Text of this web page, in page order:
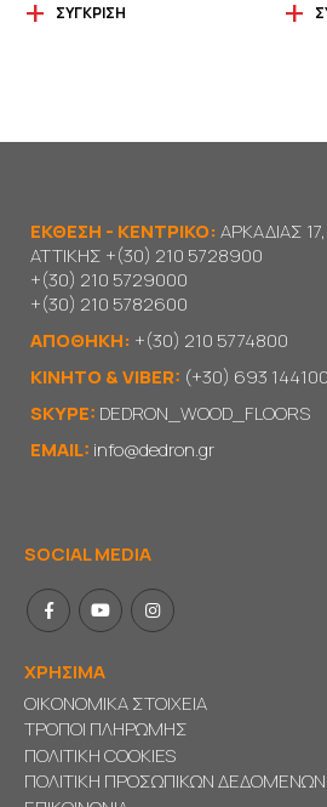
ΣΎΓΚΡΙΣΗ
ΕΚΘΕΣΗ - ΚΕΝΤΡΙΚΟ:ΑΡΚΑΔΙΑΣ
ΑΤΤΙΚΗΣ +(30) 210 5728900
+(30) 210 5729000
+(30) 210 5782600
ΑΠΟΘΗΚΗ: +(30) 210 5774800
KΙΝΗΤΟ & VIBER: (+30) 693
SKYPE: DEDRON_WOOD_FLOORS
EMAIL: info@dedron.gr
SOCIAL MEDIA
ΧΡΗΣΙΜΑ
ΟΙΚΟΝΟΜΙΚΑ ΣΤΟΙΧΕΙΑ
ΤΡΟΠΟΙ ΠΛΗΡΩΜΗΣ
ΠΟΛΙΤΙΚΗ COOKIES
ΠΟΛΙΤΙΚΗ ΠΡΟΣΩΠΙΚΩΝ ΔΕΔΟΜΕΝΩΝ